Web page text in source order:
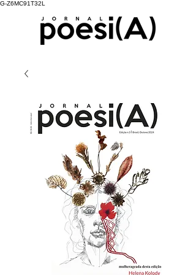
G-Z6MC91T32L